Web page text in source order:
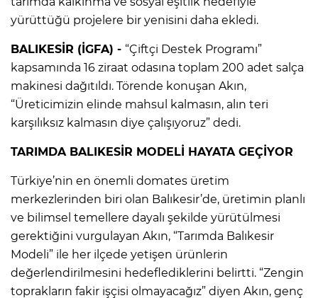
yürüttüğü projelere bir yenisini daha ekledi.
BALIKESİR (İGFA) - “Çiftçi Destek Programı”
kapsamında 16 ziraat odasına toplam 200 adet salça
makinesi dağıtıldı. Törende konuşan Akın,
“Üreticimizin elinde mahsul kalmasın, alın teri
karşılıksız kalmasın diye çalışıyoruz” dedi.
TARIMDA BALIKESİR MODELİ HAYATA GEÇİYOR
Türkiye’nin en önemli domates üretim
merkezlerinden biri olan Balıkesir’de, üretimin planlı
ve bilimsel temellere dayalı şekilde yürütülmesi
gerektiğini vurgulayan Akın, “Tarımda Balıkesir
Modeli” ile her ilçede yetişen ürünlerin
değerlendirilmesini hedeflediklerini belirtti. “Zengin
toprakların fakir işçisi olmayacağız” diyen Akın, genç